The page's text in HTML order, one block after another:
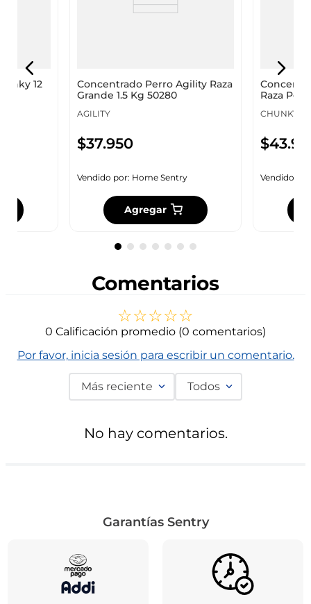
12
Concentrado Perro Agility Raza
Grande 1.5 Kg 50280
AGILITY
$37.950
Vendido por: Home Sentry
Agregar
Raza
CHUNKY
$43.
Vendido
Comentarios
☆☆☆☆☆
0 Calificación promedio (0 comentarios)
Por favor, inicia sesión para escribir un comentario.
Más reciente Todos
No hay comentarios.
Garantías Sentry